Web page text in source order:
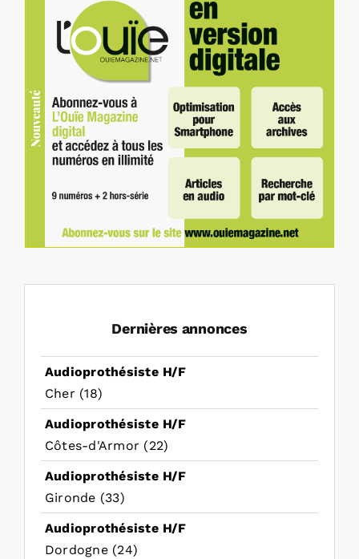
Dernières annonces
Audioprothésiste H/F
Cher (18)
Audioprothésiste H/F
Côtes-d'Armor (22)
Audioprothésiste H/F
Gironde (33)
Audioprothésiste H/F
Dordogne (24)